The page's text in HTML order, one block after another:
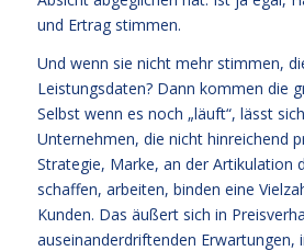
und Ertrag stimmen.
Und wenn sie nicht mehr stimmen,
Leistungsdaten? Dann kommen die
Selbst wenn es noch „läuft“, lässt
Unternehmen, die nicht hinreichend
Strategie, Marke, an der Artikulation
schaffen, arbeiten, binden eine
Kunden. Das äußert sich in
auseinanderdriftenden Erwartungen,